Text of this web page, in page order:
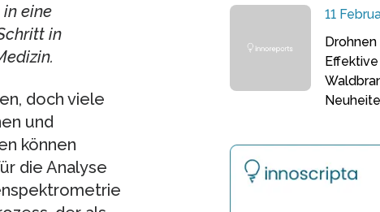
eine
in
doch viele
und
können
die Analyse
11
Effektive